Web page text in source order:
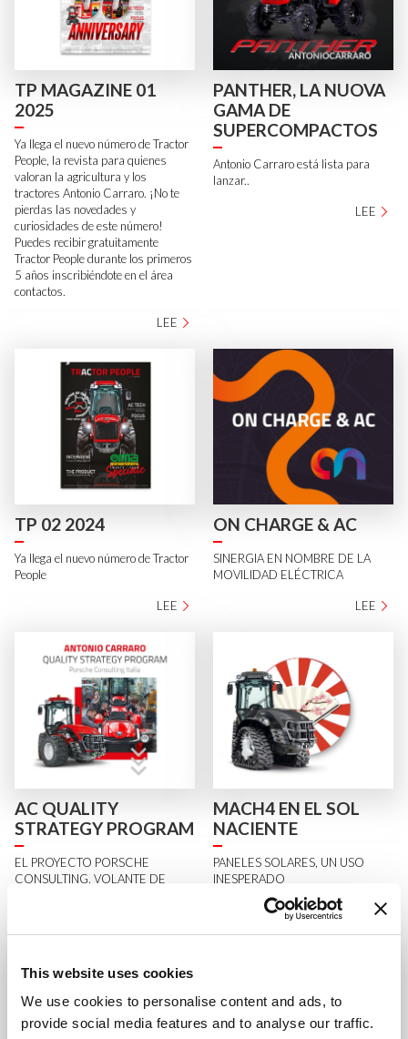
This website uses cookies
We use cookies to personalise content and ads, to
provide social media features and to analyse our traffic.
TP MAGAZINE 01
2025
Ya llega el nuevo número de Tractor
People, la revista para quienes
valoran la agricultura y los
tractores Antonio Carraro. ¡No te
pierdas las novedades y
curiosidades de este número!
Puedes recibir gratuitamente
Tractor People durante los primeros
5 años inscribiéndote en el área
contactos.
LEE
PANTHER, LA NUOVA
GAMA DE
SUPERCOMPACTOS
Antonio Carraro está lista para
lanzar..
LEE
TP 02 2024
Ya llega el nuevo número de Tractor
People
LEE
ON CHARGE & AC
SINERGIA EN NOMBRE DE LA
MOVILIDAD ELÉCTRICA
LEE
AC QUALITY
STRATEGY PROGRAM
EL PROYECTO PORSCHE
CONSULTING, VOLANTE DE
MACH4 EN EL SOL
NACIENTE
PANELES SOLARES, UN USO
INESPERADO
LEE